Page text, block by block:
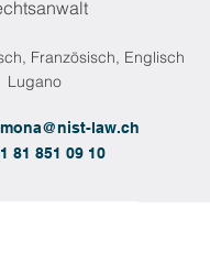
Französisch, Englisch
Lugano
law.ch
81 851 09 10